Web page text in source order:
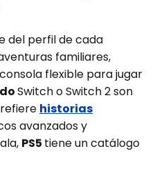
del perfil de cada
familiares,
flexible para jugar
Switch o Switch 2 son
historias
avanzados y
PS5 tiene un catálogo